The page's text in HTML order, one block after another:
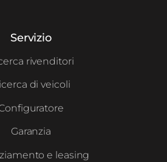
Servizio
rivenditori
di veicoli
Garanzia
e leasing